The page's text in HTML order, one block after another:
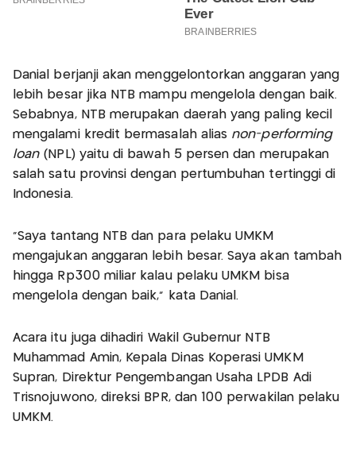
Danial berjanji akan menggelontorkan anggaran yang
lebih besar jika NTB mampu mengelola dengan baik.
Sebabnya, NTB merupakan daerah yang paling kecil
mengalami kredit bermasalah alias non-performing
loan(NPL) yaitu di bawah 5 persen dan merupakan
salah satu provinsi dengan pertumbuhan tertinggi di
Indonesia.
"Saya tantang NTB dan para pelaku UMKM
mengajukan anggaran lebih besar. Saya akan tambah
hingga Rp300 miliar kalau pelaku UMKM bisa
mengelola dengan baik," kata Danial.
Acara itu juga dihadiri Wakil Gubernur NTB
Muhammad Amin, Kepala Dinas Koperasi UMKM
Supran, Direktur Pengembangan Usaha LPDB Adi
Trisnojuwono, direksi BPR, dan 100 perwakilan pelaku
UMKM.